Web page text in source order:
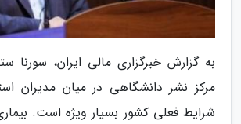
به گزارش خبرگزاری مالی ایران، سورنا
مرکز نشر دانشگاهی در میان مدیران
شرایط فعلی کشور بسیار ویژه است.